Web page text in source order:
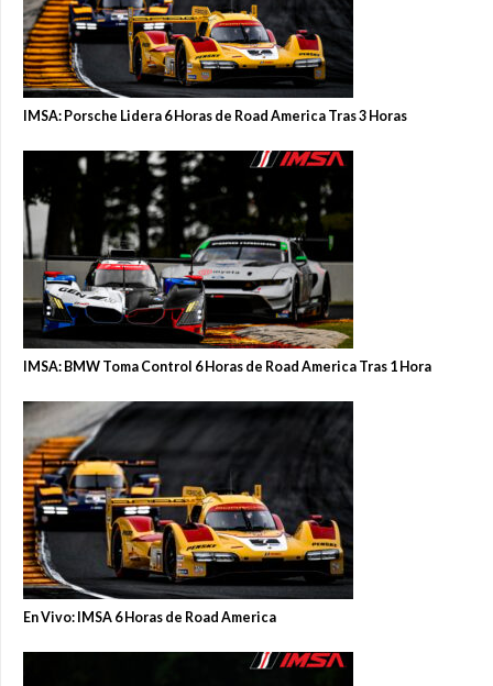
IMSA: Porsche Lidera 6 Horas de Road America Tras 3 Horas
IMSA: BMW Toma Control 6 Horas de Road America Tras 1 Hora
En Vivo: IMSA 6 Horas de Road America